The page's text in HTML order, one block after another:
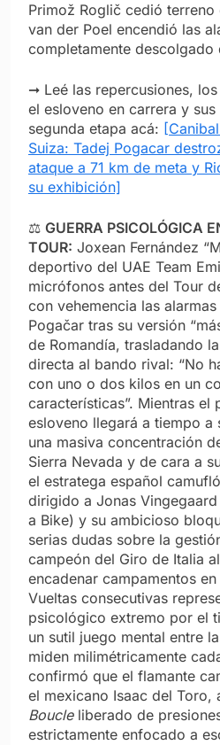
Primož Roglič cedió
van der Poel encendió las
completamente descolgado
➞ Leé las repercusiones,
el esloveno en carrera y
segunda etapa acá:
Suiza: Tadej Pogacar
ataque a 71 km de meta y
su exhibición]
⚖️ GUERRA PSICOLÓGICA
TOUR: Joxean Fernández
deportivo del UAE Team
micrófonos antes del Tour
con vehemencia las
Pogačar tras su versión
de Romandía, trasladando
directa al bando rival: “No
con uno o dos kilos en un
características”. Mientras el
esloveno llegará a tiempo a
una masiva concentración
Sierra Nevada y de cara a
el estratega español
dirigido a Jonas
a Bike) y su ambicioso
serias dudas sobre la
campeón del Giro de Italia
encadenar campamentos
Vueltas consecutivas
psicológico extremo por el
un sutil juego mental entre
miden milimétricamente
confirmó que el flamante
el mexicano Isaac del Toro,
Boucleliberado de
estrictamente enfocado a